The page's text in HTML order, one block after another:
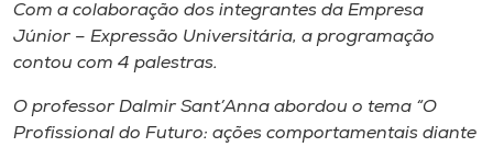
Com a colaboração dos integrantes da Empresa
Júnior – Expressão Universitária, a programação
contou com 4 palestras.
O professor Dalmir Sant’Anna abordou o tema “O
Profissional do Futuro: ações comportamentais diante